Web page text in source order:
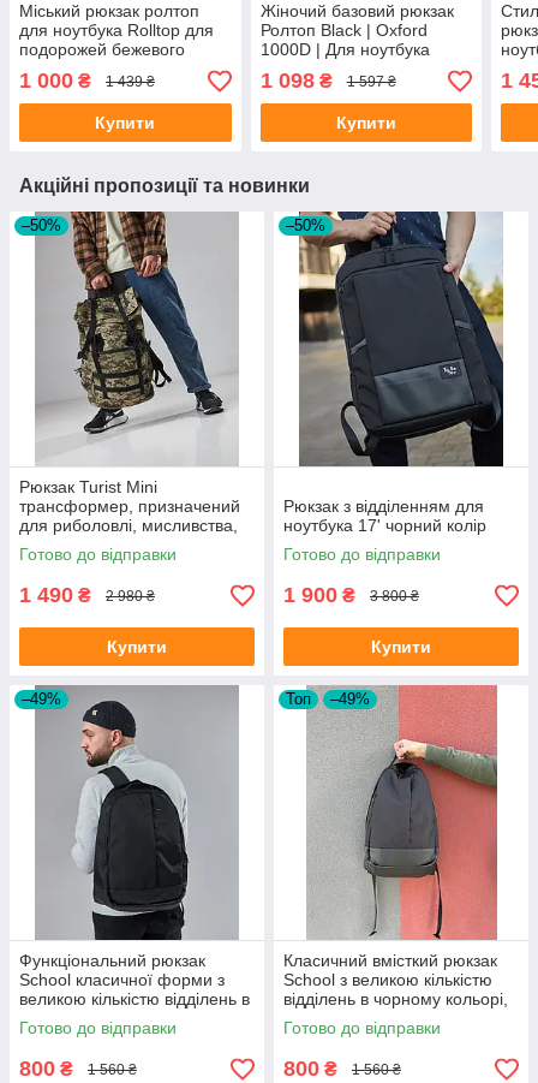
Міський рюкзак ролтоп
для ноутбука Rolltop для
подорожей бежевого
1 000 ₴ 1 439 ₴
Купити
Жіночий базовий рюкзак
Ролтоп Black | Oxford
1000D | Для ноутбука
1 098₴ 1 597 ₴
Купити
1
Акційні пропозиції та новинки
–50%
Рюкзак Turist Mini
трансформер, призначений
для риболовлі, мисливства,
туризму, на 30-50л, колір
піксель
Готово до відправки
1 490 ₴ 2 980 ₴
Купити
–50%
Рюкзак з відділенням для
ноутбука 17' чорний колір
Готово до відправки
1 900 ₴ 3 800 ₴
Купити
–49%
Функціональний рюкзак
School класичної форми з
великою кількістю відділень в
чорному кольорі, 30л
Готово до відправки
800 ₴ 1 560 ₴
Топ –49%
Класичний вмісткий рюкзак
School з великою кількістю
відділень в чорному кольорі,
30л
Готово до відправки
800 ₴ 1 560 ₴